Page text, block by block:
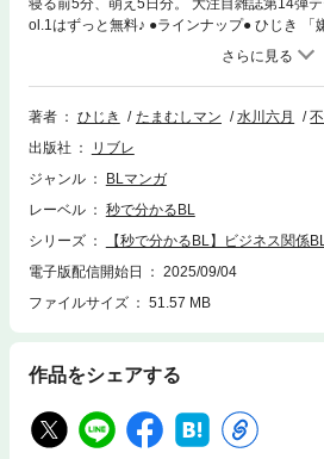
ol.1はずっと無料♪ ●ラインナップ● ひじき 「
第1話 … 嫌いでいさせてスピンオフ、マネと
ン 「龍河くんは受け止めきれない」 第1話 …
ょんなことから疑似恋人に!? 水川六月 「過
… ただの飲み会だったはずなのに。寡黙な親
然あか抜けて大モテに…！ 危機感を募らせる
著者 ひじき たまむしマン 水川六月
出版社
リブレ
ジャンル
BLマンガ
レーベル
秒で分かるBL
シリーズ
【秒で分かるBL】ビジネス関係BL
電子版配信開始日
2025/09/04
ファイルサイズ
51.57 MB
作品をシェアする